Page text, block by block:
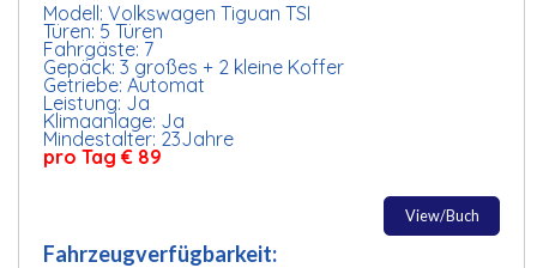
Modell: Volkswagen Tiguan TSI
Türen: 5 Türen
Fahrgäste: 7
Gepäck: 3 großes + 2 kleine Koffer
Getriebe: Automat
Leistung: Ja
Klimaanlage: Ja
Mindestalter: 23Jahre
pro Tag € 89
View/Buch
Fahrzeugverfügbarkeit: